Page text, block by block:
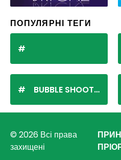
ПОПУЛЯРНІ ТЕГИ
BUBBLE SHOOTER
© 2026 Всі права
захищені